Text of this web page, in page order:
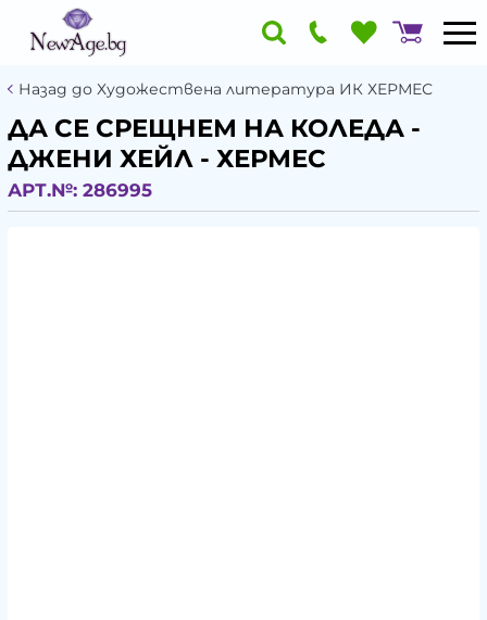
Назад до Художествена литература ИК ХЕРМЕС
ДА СЕ СРЕЩНЕМ НА КОЛЕДА -
ДЖЕНИ ХЕЙЛ - ХЕРМЕС
АРТ.№: 286995